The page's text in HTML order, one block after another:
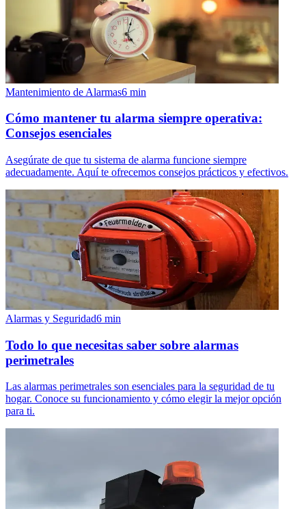
Mantenimiento de Alarmas6 min
Cómo mantener tu alarma siempre operativa:
Consejos esenciales
Asegúrate de que tu sistema de alarma funcione siempre
adecuadamente. Aquí te ofrecemos consejos prácticos y efectivos.
Alarmas y Seguridad6 min
Todo lo que necesitas saber sobre alarmas
perimetrales
Las alarmas perimetrales son esenciales para la seguridad de tu
hogar. Conoce su funcionamiento y cómo elegir la mejor opción
para ti.